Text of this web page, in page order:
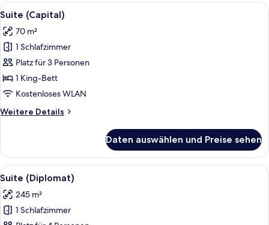
Alle
Fotos
für
Suite
(Capital)
anzeigen
Ein modernes Wohnzimmer mit
5
Suite (Capital)
70 m²
1 Schlafzimmer
Platz für 3 Personen
1 King-Bett
Kostenloses WLAN
Weitere Details
Weitere
(Capital)
Daten auswählen und Preise sehen
Alle
Fotos
für
Suite
Ein modernes Hotelzimmer mit
5
Suite (Diplomat)
245 m²
1 Schlafzimmer